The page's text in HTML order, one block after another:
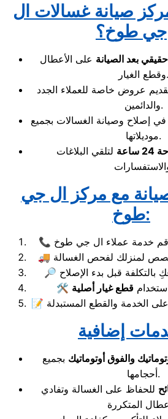
مركز صيانة غسالات ال
جي طوخ؟
بعد الصيانة على الأعطال
وقطع الغيار.
عروض خاصة للعملاء الجدد
والدائمين.
في إصلاح وصيانة الغسالات بجميع
موديلاتها.
لتلقي البلاغات
مع مركز ال جي
طوخ:
قطع غيار أصلية
والفوق أوتوماتيك بجميع
أحجامها.
للحفاظ على الغسالة وتفادي